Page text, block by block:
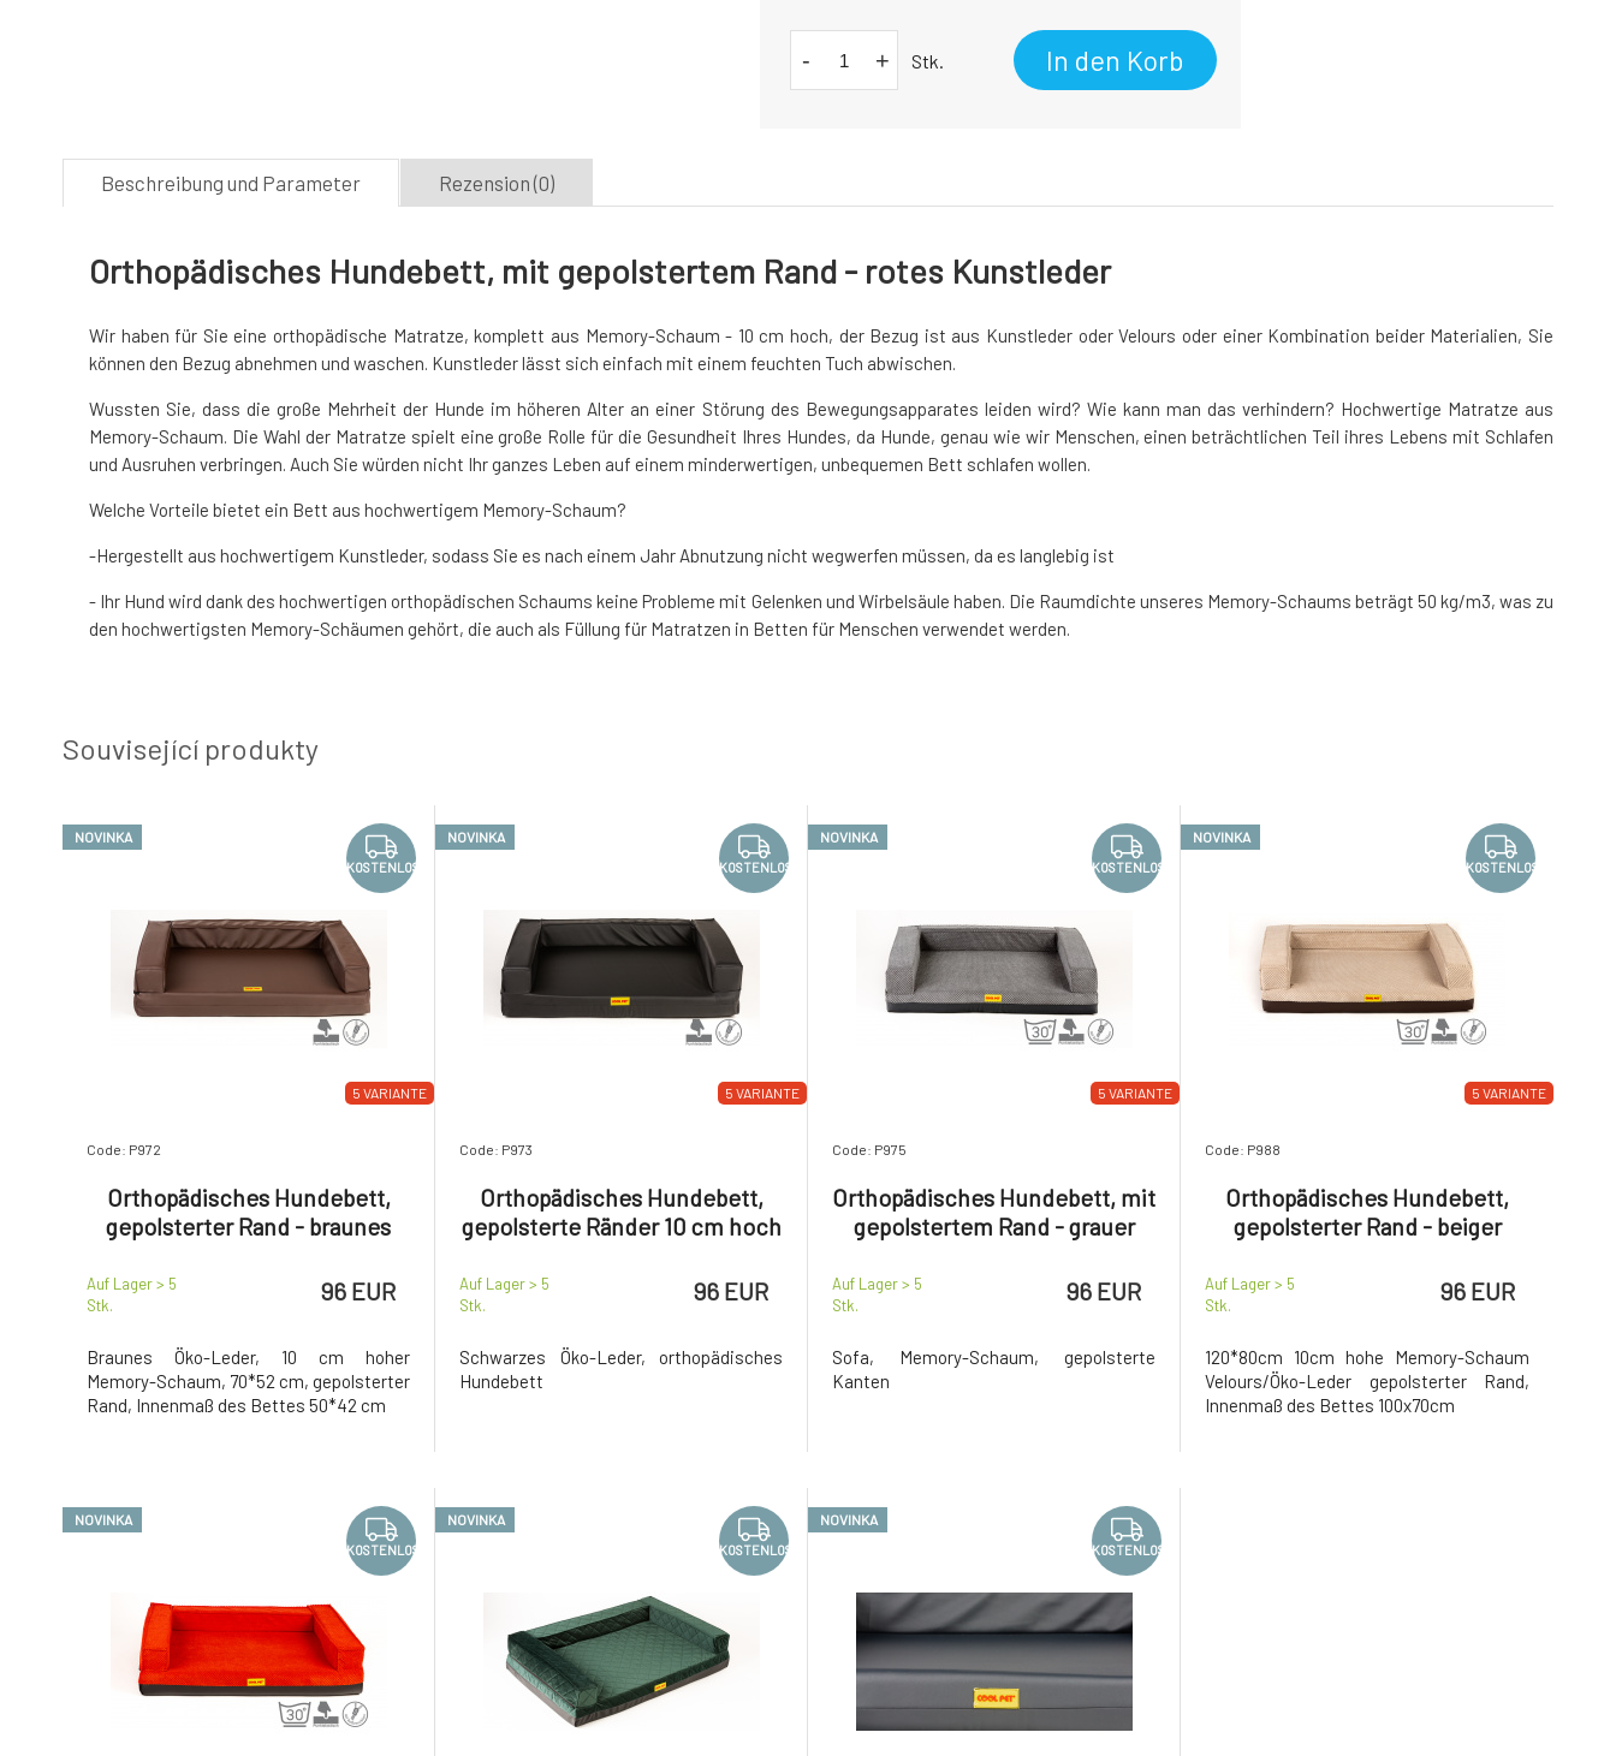
- + Stk. In den Korb
Beschreibung und Parameter Rezension (0)
Orthopädisches Hundebett, mit gepolstertem Rand - rotes Kunstleder
Wir haben für Sie eine orthopädische Matratze, komplett aus Memory-Schaum - 10 cm hoch, der Bezug ist aus Kunstleder oder Velours oder einer Kombination beider Materialien, Sie
können den Bezug abnehmen und waschen. Kunstleder lässt sich einfach mit einem feuchten Tuch abwischen.
Wussten Sie, dass die große Mehrheit der Hunde im höheren Alter an einer Störung des Bewegungsapparates leiden wird? Wie kann man das verhindern? Hochwertige Matratze aus
Memory-Schaum. Die Wahl der Matratze spielt eine große Rolle für die Gesundheit Ihres Hundes, da Hunde, genau wie wir Menschen, einen beträchtlichen Teil ihres Lebens mit Schlafen
und Ausruhen verbringen. Auch Sie würden nicht Ihr ganzes Leben auf einem minderwertigen, unbequemen Bett schlafen wollen.
Welche Vorteile bietet ein Bett aus hochwertigem Memory-Schaum?
-Hergestellt aus hochwertigem Kunstleder, sodass Sie es nach einem Jahr Abnutzung nicht wegwerfen müssen, da es langlebig ist
- Ihr Hund wird dank des hochwertigen orthopädischen Schaums keine Probleme mit Gelenken und Wirbelsäule haben. Die Raumdichte unseres Memory-Schaums beträgt 50 kg/m3, was zu
den hochwertigsten Memory-Schäumen gehört, die auch als Füllung für Matratzen in Betten für Menschen verwendet werden.
Související produkty
5 VARIANTE
NOVINKA
KOSTENLOS
Code: P972
Orthopädisches Hundebett,
gepolsterter Rand - braunes
Auf Lager > 5
Stk.
96 EUR
Braunes Öko-Leder, 10 cm hoher
Memory-Schaum, 70*52 cm, gepolsterter
Rand, Innenmaß des Bettes 50*42 cm
5 VARIANTE
NOVINKA
KOSTENLOS
Code: P973
Orthopädisches Hundebett,
gepolsterte Ränder 10 cm hoch
Auf Lager > 5
Stk.
96 EUR
Schwarzes Öko-Leder, orthopädisches
Hundebett
5 VARIANTE
NOVINKA
KOSTENLOS
Code: P975
Orthopädisches Hundebett, mit
gepolstertem Rand - grauer
Auf Lager > 5
Stk.
96 EUR
Sofa, Memory-Schaum, gepolsterte
Kanten
5 VARIANTE
NOVINKA
KOSTENLOS
Code: P988
Orthopädisches Hundebett,
gepolsterter Rand - beiger
Auf Lager > 5
Stk.
96 EUR
120*80cm 10cm hohe Memory-Schaum
Velours/Öko-Leder gepolsterter Rand,
Innenmaß des Bettes 100x70cm
NOVINKA
KOSTENLOS
NOVINKA
KOSTENLOS
NOVINKA
KOSTENLOS